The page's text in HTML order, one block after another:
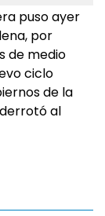
puso ayer
por
de medio
ciclo
de la
al